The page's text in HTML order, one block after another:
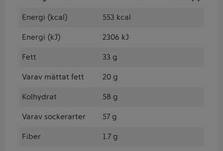
Energi (kcal) 553 kcal
Energi (kJ) 2306 kJ
Fett 33 g
Varav mättat fett 20 g
Kolhydrat 58 g
Varav sockerarter 57 g
Fiber 1.7 g